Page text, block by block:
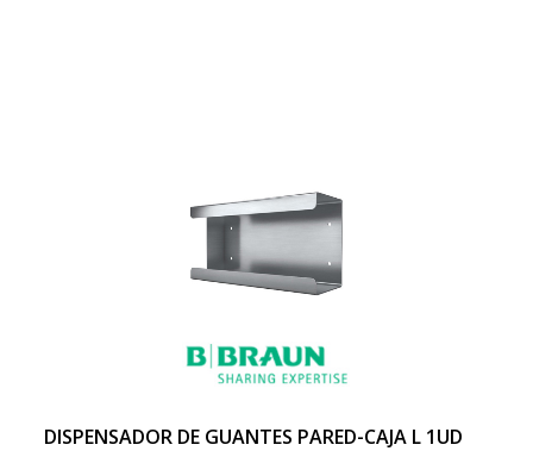
DISPENSADOR DE GUANTES PARED-CAJA L 1UD